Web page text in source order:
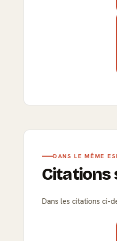
DANS LE MÊME
Citations
Dans les citations ci-